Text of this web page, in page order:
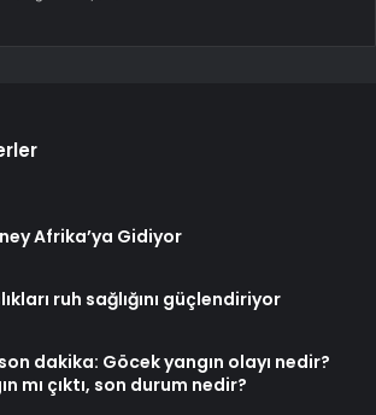
Afrika’ya Gidiyor
ruh sağlığını güçlendiriyor
dakika: Göcek yangın olayı nedir?
mı çıktı, son durum nedir?